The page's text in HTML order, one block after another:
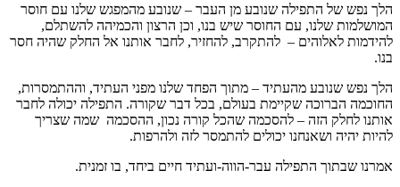
הלך נפש של התפילה שנובע מן העבר – שנובע מהמפגש שלנו עם חוסר
המושלמות שלנו, עם החוסר שיש בנו, וכן הרצון והכמיהה להשתלם,
להידמות לאלוהים – להתקרב, להחזיר, לחבר אותנו אל החלק שהיה חסר
בנו.
הלך נפש שנובע מהעתיד – מתוך הפחד שלנו מפני העתיד, וההתמסרות,
החוכמה הברוכה שקיימת בעולם, בכל דבר שקורה. התפילה יכולה לחבר
אותנו לחלק הזה – להסכמה שהכל קורה נכון, ההסכמה שמה שצריך
להיות יהיה ושאנחנו יכולים להתמסר לזה ולהרפות.
אמרנו שבתוך התפילה עבר-הווה-ועתיד חיים ביחד, בו זמנית.